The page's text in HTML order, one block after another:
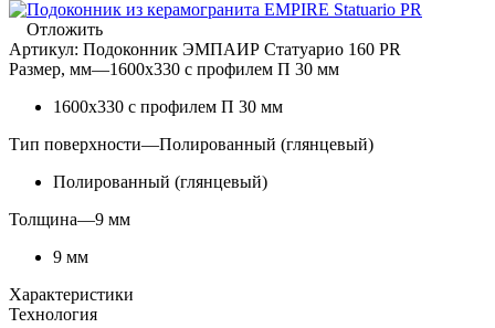
Отложить
Артикул: Подоконник ЭМПАИР Статуарио 160 PR
Размер, мм—1600x330 с профилем П 30 мм
1600x330 с профилем П 30 мм
Тип поверхности—Полированный (глянцевый)
Полированный (глянцевый)
Толщина—9 мм
9 мм
Характеристики
Технология